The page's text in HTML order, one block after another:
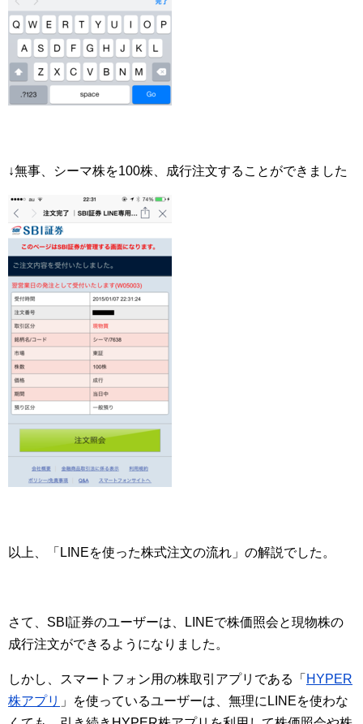
↓無事、シーマ株を100株、成行注文することができました
以上、「LINEを使った株式注文の流れ」の解説でした。
さて、SBI証券のユーザーは、LINEで株価照会と現物株の
成行注文ができるようになりました。
しかし、スマートフォン用の株取引アプリである「 HYPER
株アプリ 」を使っているユーザーは、無理にLINEを使わな